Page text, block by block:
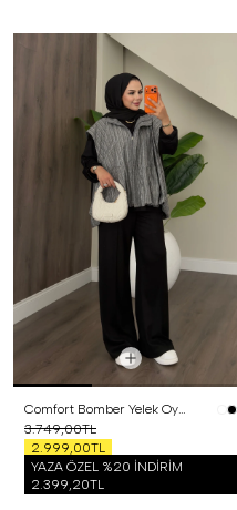
Comfort Bomber Yelek Oysh Üçlü Takım Siyah
3.749,00TL
2.999,00TL
YAZA ÖZEL %20 İNDİRİM
2.399,20TL